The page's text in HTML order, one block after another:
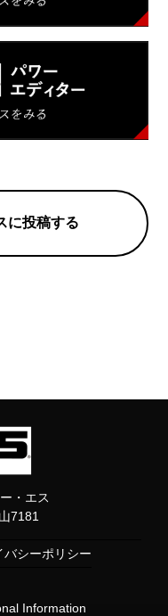
に投稿する
・エス
7181
バシーポリシー
Information